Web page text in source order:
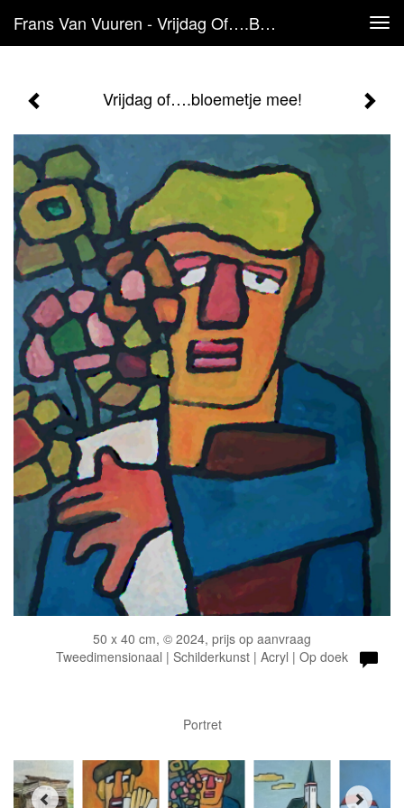
Frans Van Vuuren - Vrijdag Of….bloemetje Mee!
Vrijdag of….bloemetje mee!
50 x 40 cm, © 2024, prijs op aanvraag
Tweedimensionaal | Schilderkunst | Acryl | Op doek
Portret